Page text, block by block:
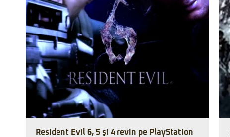
Resident Evil 6, 5 şi 4 revin pe PlayStation